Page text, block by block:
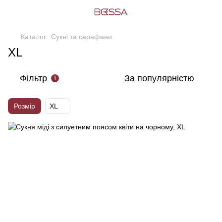
Каталог Сукні та сарафани
XL
Фільтр 1 За популярністю
Розмір XL